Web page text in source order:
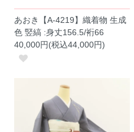
あおき【A-4219】織着物 生成
色 竪縞 :身丈156.5/裄66
40,000円(税込44,000円)